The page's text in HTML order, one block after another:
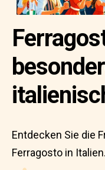
Entdecken Sie die
Ferragosto in Italien.